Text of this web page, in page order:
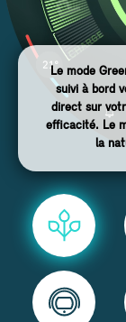
Le mode
suivi à bord
direct sur
efficacité. Le
la